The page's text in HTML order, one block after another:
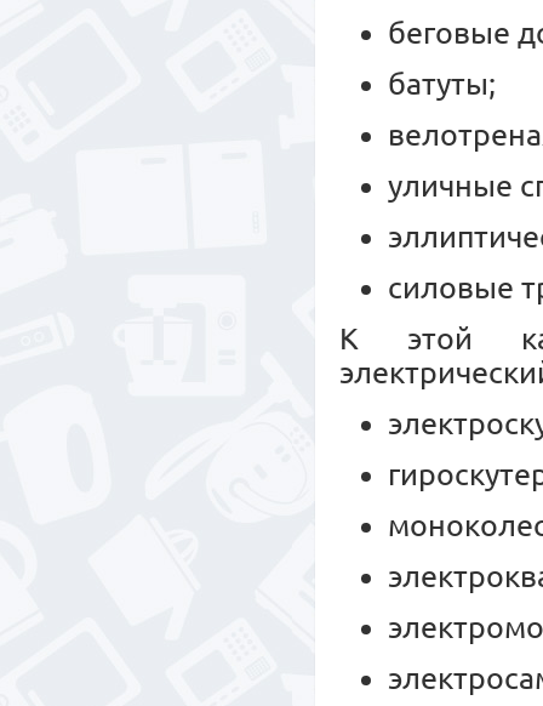
беговые
батуты;
уличные
силовые
К этой